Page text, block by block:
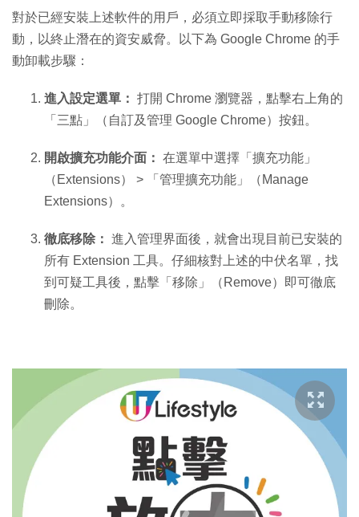
對於已經安裝上述軟件的用戶，必須立即採取手動移除行
動，以終止潛在的資安威脅。以下為 Google Chrome 的手
動卸載步驟：
進入設定選單： 打開 Chrome 瀏覽器，點擊右上角的
「三點」（自訂及管理 Google Chrome）按鈕。
開啟擴充功能介面： 在選單中選擇「擴充功能」
（Extensions） > 「管理擴充功能」（Manage
Extensions）。
徹底移除： 進入管理界面後，就會出現目前已安裝的
所有 Extension 工具。仔細核對上述的中伏名單，找
到可疑工具後，點擊「移除」（Remove）即可徹底
刪除。